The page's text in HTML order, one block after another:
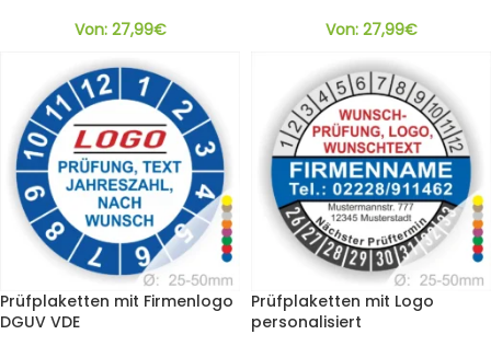
Von: 27,99€
Von: 27,99€
Prüfplaketten mit Firmenlogo
DGUV VDE
Prüfplaketten mit Logo
personalisiert